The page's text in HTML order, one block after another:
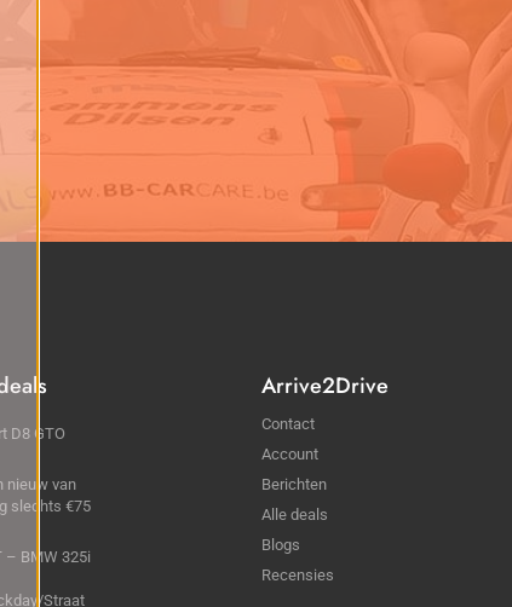
D8 GTO
nieuw van
slechts €75
– BMW 325i
Straat
Arrive2Drive
Contact
Account
Berichten
Alle deals
Blogs
Recensies